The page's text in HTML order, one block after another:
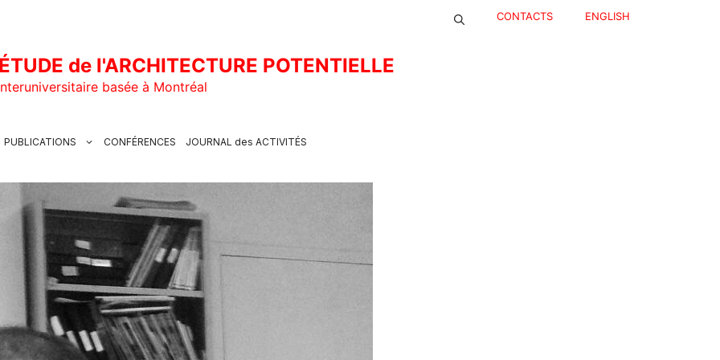
CONTACTS ENGLISH
de l'ARCHITECTURE POTENTIELLE
basée à Montréal
PUBLICATIONS CONFÉRENCES JOURNAL des ACTIVITÉS